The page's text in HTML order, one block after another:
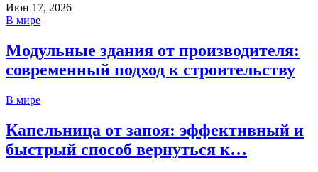
Июн 17, 2026
В мире
Модульные здания от производителя:
современный подход к строительству
В мире
Капельница от запоя: эффективный и
быстрый способ вернуться к…